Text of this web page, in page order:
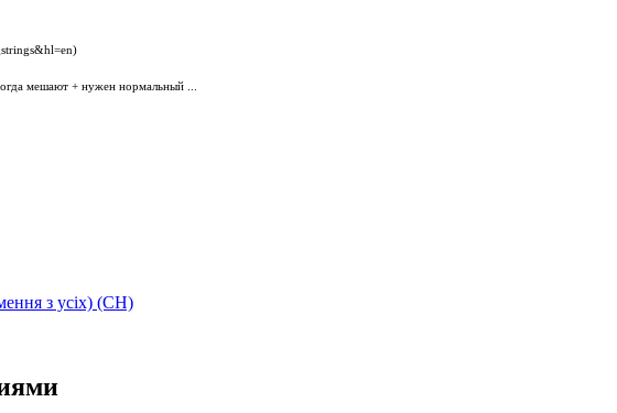
мешают + нужен нормальный ...
з усіх) (СН)